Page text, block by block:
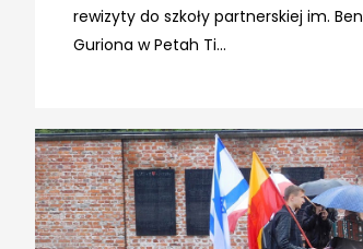
rewizyty do szkoły partnerskiej im. Ben
Guriona w Petah Ti...